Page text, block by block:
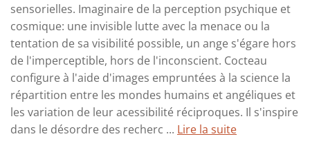
sensorielles. Imaginaire de la perception psychique et
cosmique: une invisible lutte avec la menace ou la
tentation de sa visibilité possible, un ange s'égare hors
de l'imperceptible, hors de l'inconscient. Cocteau
configure à l'aide d'images empruntées à la science la
répartition entre les mondes humains et angéliques et
les variation de leur acessibilité réciproques. Il s'inspire
dans le désordre des recherc ... Lire la suite